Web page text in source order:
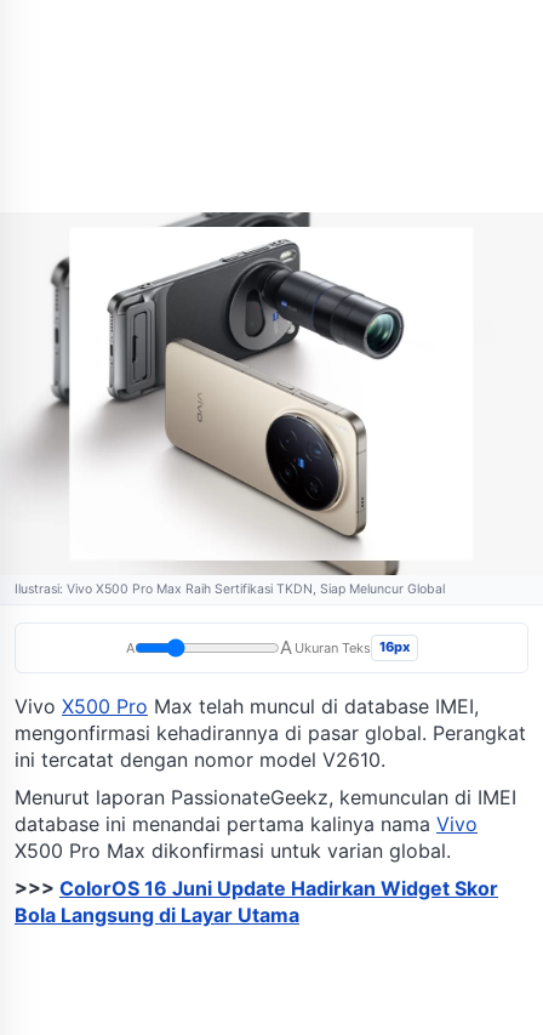
Ilustrasi: Vivo X500 Pro Max Raih Sertifikasi TKDN, Siap Meluncur Global
A A Ukuran Teks 16px
Vivo X500 Pro Max telah muncul di database IMEI,
mengonfirmasi kehadirannya di pasar global. Perangkat
ini tercatat dengan nomor model V2610.
Menurut laporan PassionateGeekz, kemunculan di IMEI
database ini menandai pertama kalinya nama Vivo
X500 Pro Max dikonfirmasi untuk varian global.
>>> ColorOS 16 Juni Update Hadirkan Widget Skor
Bola Langsung di Layar Utama